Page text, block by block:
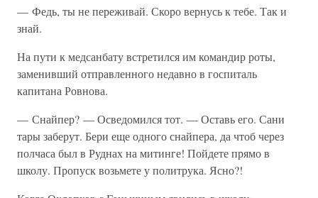
— Федь, ты не переживай. Скоро вернусь к тебе. Так и
знай.
На пути к медсанбату встретился им командир роты,
заменивший отправленного недавно в госпиталь
капитана Ровнова.
— Снайпер? — Осведомился тот. — Оставь его. Сани
тары заберут. Бери еще одного снайпера, да чтоб через
полчаса был в Руднах на митинге! Пойдете прямо в
школу. Пропуск возьмете у политрука. Ясно?!